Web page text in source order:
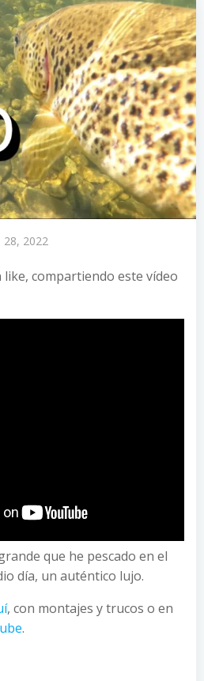
28, 2022
like, compartiendo este vídeo
que he pescado en el
día, un auténtico lujo.
, con montajes y trucos o en
.